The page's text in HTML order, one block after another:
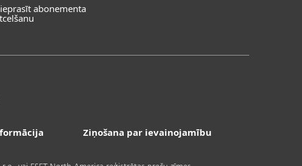
abonementa
Ziņošana par ievainojamību